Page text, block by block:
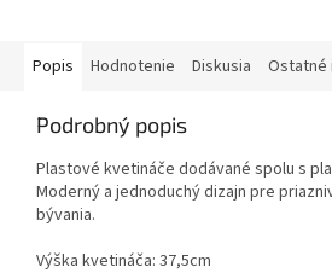
Popis Hodnotenie Diskusia Ostatné
Podrobný popis
Plastové kvetináče dodávané spolu s
Moderný a jednoduchý dizajn pre
bývania.
Výška kvetináča: 37,5cm